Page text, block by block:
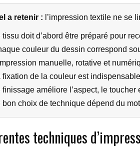
a retenir : l’impression textile ne se
tissu doit d’abord être préparé pour
couleur du dessin correspond
manuelle, rotative et
fixation de la couleur est
finissage améliore l’aspect, le
bon choix de technique dépend du
techniques